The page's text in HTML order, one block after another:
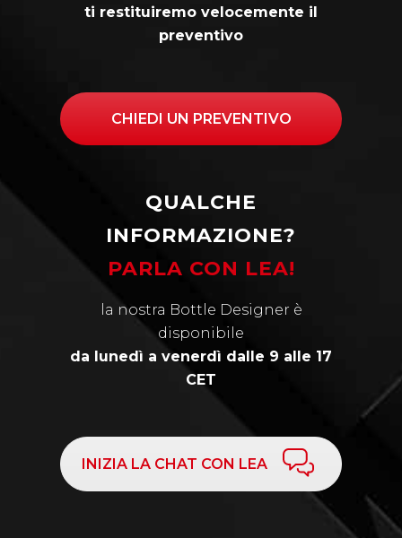
ti restituiremo velocemente il
preventivo
CHIEDI UN PREVENTIVO
QUALCHE
INFORMAZIONE?
PARLA CON LEA!
la nostra Bottle Designer è
disponibile
da lunedì a venerdì dalle 9 alle 17
CET
INIZIA LA CHAT CON LEA